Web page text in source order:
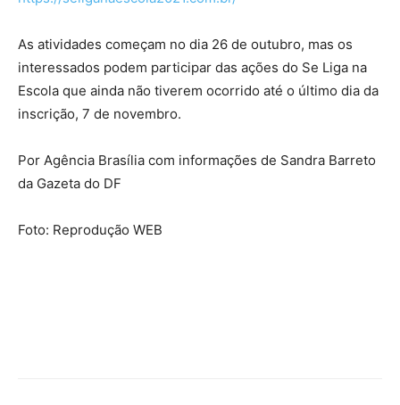
As atividades começam no dia 26 de outubro, mas os
interessados podem participar das ações do Se Liga na
Escola que ainda não tiverem ocorrido até o último dia da
inscrição, 7 de novembro.
Por Agência Brasília com informações de Sandra Barreto
da Gazeta do DF
Foto: Reprodução WEB